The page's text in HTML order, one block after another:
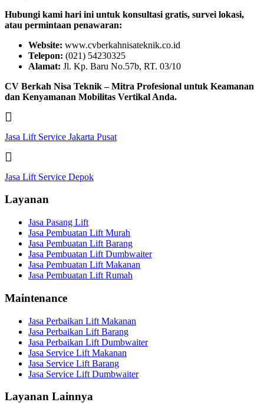
Hubungi kami hari ini untuk konsultasi gratis, survei lokasi,
atau permintaan penawaran:
Website: www.cvberkahnisateknik.co.id
Telepon: (021) 54230325
Alamat: Jl. Kp. Baru No.57b, RT. 03/10
CV Berkah Nisa Teknik – Mitra Profesional untuk Keamanan
dan Kenyamanan Mobilitas Vertikal Anda.
Jasa Lift Service Jakarta Pusat
Jasa Lift Service Depok
Layanan
Jasa Pasang Lift
Jasa Pembuatan Lift Murah
Jasa Pembuatan Lift Barang
Jasa Pembuatan Lift Dumbwaiter
Jasa Pembuatan Lift Makanan
Jasa Pembuatan Lift Rumah
Maintenance
Jasa Perbaikan Lift Makanan
Jasa Perbaikan Lift Barang
Jasa Perbaikan Lift Dumbwaiter
Jasa Service Lift Makanan
Jasa Service Lift Barang
Jasa Service Lift Dumbwaiter
Layanan Lainnya